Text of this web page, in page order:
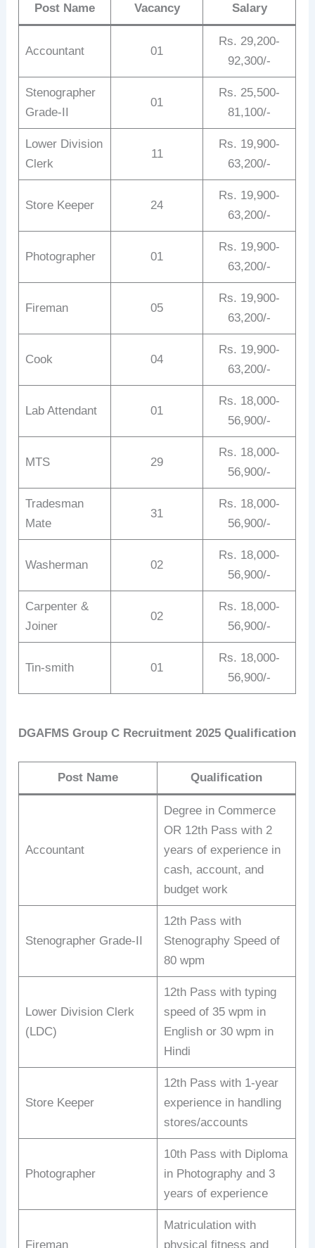
Post Name Vacancy Salary
Accountant 01
Rs. 29,200-
92,300/-
Stenographer
Grade-II
01
Rs. 25,500-
81,100/-
Lower Division
Clerk
11
Rs. 19,900-
63,200/-
Store Keeper 24
Rs. 19,900-
63,200/-
Photographer 01
Rs. 19,900-
63,200/-
Fireman 05
Rs. 19,900-
63,200/-
Cook 04
Rs. 19,900-
63,200/-
Lab Attendant 01
Rs. 18,000-
56,900/-
MTS 29
Rs. 18,000-
56,900/-
Tradesman
Mate
31
Rs. 18,000-
56,900/-
Washerman 02
Rs. 18,000-
56,900/-
Carpenter &
Joiner
02
Rs. 18,000-
56,900/-
Tin-smith 01
Rs. 18,000-
56,900/-
DGAFMS Group C Recruitment 2025 Qualification
Post Name Qualification
Accountant
Degree in Commerce
OR 12th Pass with 2
years of experience in
cash, account, and
budget work
Stenographer Grade-II
12th Pass with
Stenography Speed of
80 wpm
Lower Division Clerk
(LDC)
12th Pass with typing
speed of 35 wpm in
English or 30 wpm in
Hindi
Store Keeper
12th Pass with 1-year
experience in handling
stores/accounts
Photographer
10th Pass with Diploma
in Photography and 3
years of experience
Fireman
Matriculation with
physical fitness and